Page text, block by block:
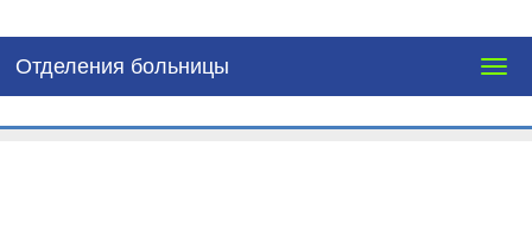
Отделения больницы